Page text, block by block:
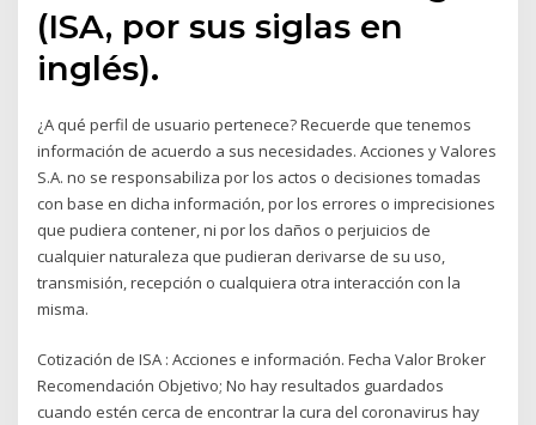
(ISA, por sus siglas en
inglés).
¿A qué perfil de usuario pertenece? Recuerde que tenemos
información de acuerdo a sus necesidades. Acciones y Valores
S.A. no se responsabiliza por los actos o decisiones tomadas
con base en dicha información, por los errores o imprecisiones
que pudiera contener, ni por los daños o perjuicios de
cualquier naturaleza que pudieran derivarse de su uso,
transmisión, recepción o cualquiera otra interacción con la
misma.
Cotización de ISA : Acciones e información. Fecha Valor Broker
Recomendación Objetivo; No hay resultados guardados
cuando estén cerca de encontrar la cura del coronavirus hay